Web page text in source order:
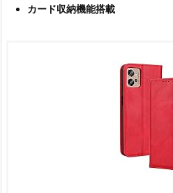
カード収納機能搭載